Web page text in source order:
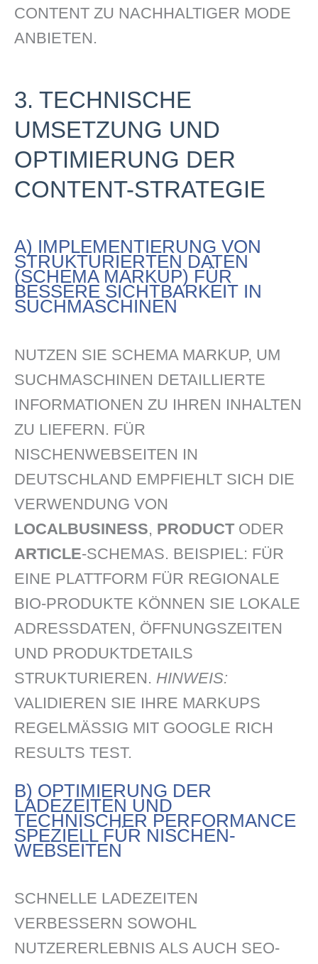
CONTENT ZU NACHHALTIGER MODE
ANBIETEN.
3. TECHNISCHE
UMSETZUNG UND
OPTIMIERUNG DER
CONTENT-STRATEGIE
A) IMPLEMENTIERUNG VON
STRUKTURIERTEN DATEN
(SCHEMA MARKUP) FÜR
BESSERE SICHTBARKEIT IN
SUCHMASCHINEN
NUTZEN SIE SCHEMA MARKUP, UM
SUCHMASCHINEN DETAILLIERTE
INFORMATIONEN ZU IHREN INHALTEN
ZU LIEFERN. FÜR
NISCHENWEBSEITEN IN
DEUTSCHLAND EMPFIEHLT SICH DIE
VERWENDUNG VON
LOCALBUSINESS, PRODUCTODER
ARTICLE-SCHEMAS. BEISPIEL: FÜR
EINE PLATTFORM FÜR REGIONALE
BIO-PRODUKTE KÖNNEN SIE LOKALE
ADRESSDATEN, ÖFFNUNGSZEITEN
UND PRODUKTDETAILS
STRUKTURIEREN. HINWEIS:
VALIDIEREN SIE IHRE MARKUPS
REGELMÄSSIG MIT GOOGLE RICH R
ESULTS TEST.
B) OPTIMIERUNG DER
LADEZEITEN UND
TECHNISCHER PERFORMANCE
SPEZIELL FÜR NISCHEN-
WEBSEITEN
SCHNELLE LADEZEITEN
VERBESSERN SOWOHL
NUTZERERLEBNIS ALS AUCH SEO-